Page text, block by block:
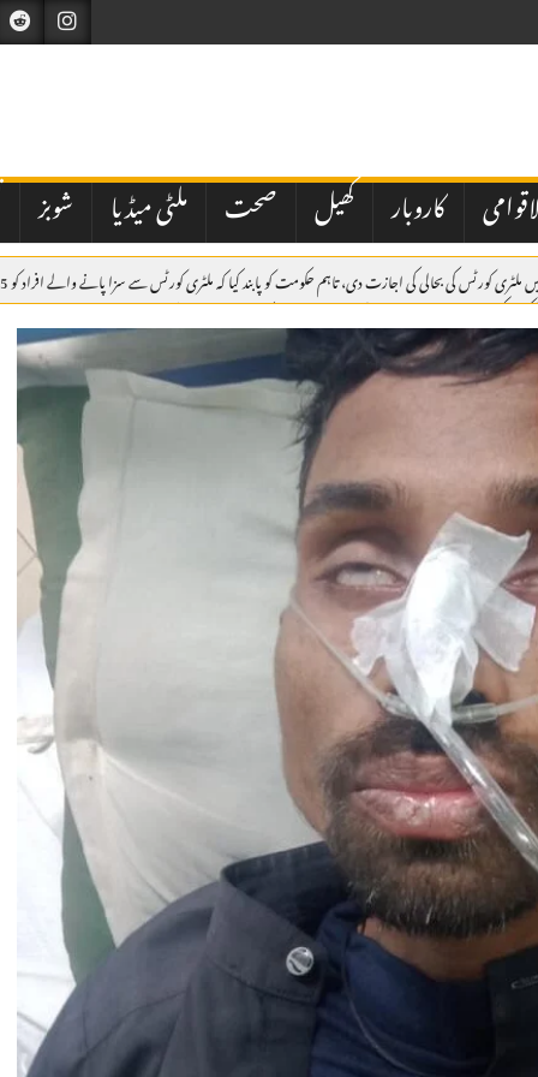
کاروبار کھیل صحت ملٹی میڈیا شوبز
کمیشن نے شاہد خاقان عباسی کی جماعت عوام پاکستان کو ڈی لسٹ کردیا مکہ مشترکہ دفاعی